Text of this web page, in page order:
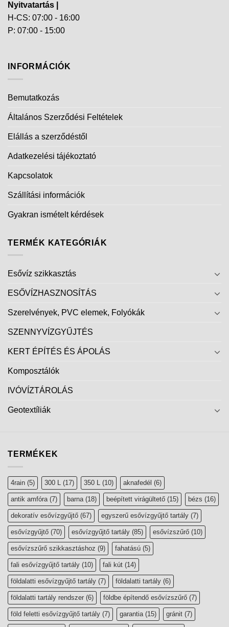
Nyitvatartás |
H-CS: 07:00 - 16:00
P: 07:00 - 15:00
INFORMÁCIÓK
Bemutatkozás
Általános Szerződési Feltételek
Elállás a szerződéstől
Adatkezelési tájékoztató
Kapcsolatok
Szállítási információk
Gyakran ismételt kérdések
TERMÉK KATEGÓRIÁK
Esővíz szikkasztás
ESŐVÍZHASZNOSÍTÁS
Szerelvények, PVC elemek, Folyókák
SZENNYVÍZGYŰJTÉS
KERT ÉPÍTÉS ÉS ÁPOLÁS
Komposztálók
IVÓVÍZTÁROLÁS
Geotextíliák
TERMÉKEK
4rain (5) 300 L (17) 350 L (10) aknafedél (6)
antik amfóra (7) barna (18) beépített virágültető (15) bézs (16)
dekoratív esővízgyűjtő (67) egyszerű esővízgyűjtő tartály (7)
esővízgyűjtő (70) esővízgyűjtő tartály (85) esővízszűrő (10)
esővízszűrő szikkasztáshoz (9) fahatású (5)
fali esővízgyűjtő tartály (10) fali kút (14)
földalatti esővízgyűjtő tartály (7) földalatti tartály (6)
földalatti tartály rendszer (6) földbe építendő esővízszűrő (7)
föld feletti esővízgyűjtő tartály (7) garantia (15) gránit (7)